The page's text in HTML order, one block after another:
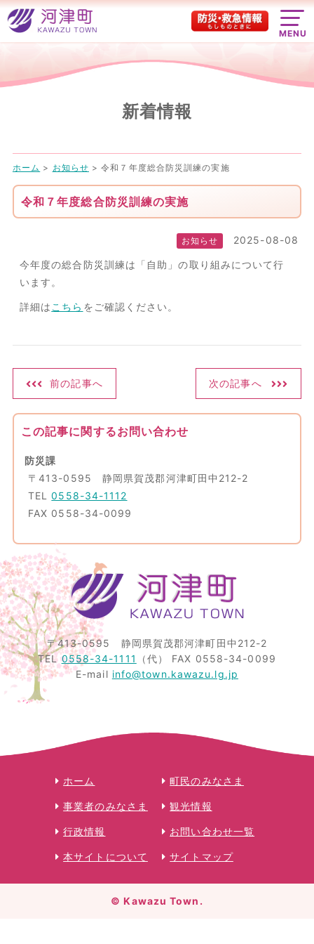
MENU
新着情報
ホーム > お知らせ >令和７年度総合防災訓練の実施
令和７年度総合防災訓練の実施
お知らせ 2025-08-08
今年度の総合防災訓練は「自助」の取り組みについて行
います。
詳細は こちら をご確認ください。
前の記事へ 次の記事へ
この記事に関するお問い合わせ
防災課
〒413-0595 静岡県賀茂郡河津町田中212-2
TEL0558-34-1112
FAX 0558-34-0099
〒413-0595 静岡県賀茂郡河津町田中212-2
TEL0558-34-1111 （代） FAX 0558-34-0099
E-mail info@town.kawazu.lg.jp
ホーム 町民のみなさま
事業者のみなさま 観光情報
行政情報 お問い合わせ一覧
本サイトについて サイトマップ
© Kawazu Town.